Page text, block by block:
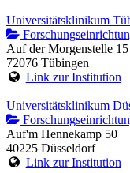
Universitätsklinikum
Auf der Morgenstelle 15
72076 Tübingen
Link zur Institution
Universitätsklinikum
Auf'm Hennekamp 50
40225 Düsseldorf
Link zur Institution